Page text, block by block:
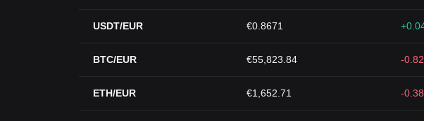
USDT/EUR €0.8671
BTC/EUR €55,823.84 -
ETH/EUR €1,652.71 -